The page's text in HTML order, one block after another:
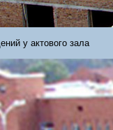
у актового зала